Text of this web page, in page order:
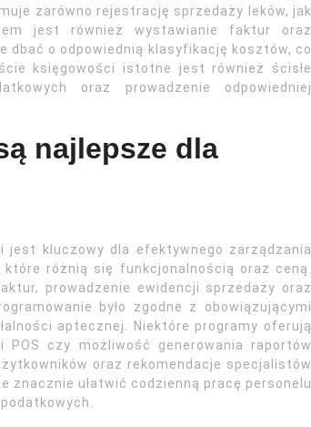
zarówno rejestrację sprzedaży leków, jak
jest również wystawianie faktur oraz
dbać o odpowiednią klasyfikację kosztów, co
księgowości istotne jest również ścisłe
oraz prowadzenie odpowiedniej
najlepsze dla
jest kluczowy dla efektywnego zarządzania
różnią się funkcjonalnością oraz ceną.
prowadzenie ewidencji sprzedaży oraz
było zgodne z obowiązującymi
aptecznej. Niektóre programy oferują
czy możliwość generowania raportów
oraz rekomendacje specjalistów
znacznie ułatwić codzienną pracę personelu